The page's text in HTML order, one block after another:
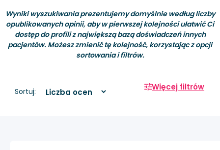
Wyniki wyszukiwania prezentujemy domyślnie według liczby
opublikowanych opinii, aby w pierwszej kolejności ułatwić Ci
dostęp do profili z największą bazą doświadczeń innych
pacjentów. Możesz zmienić tę kolejność, korzystając z opcji
sortowania i filtrów.
Sortuj: Więcej filtrów